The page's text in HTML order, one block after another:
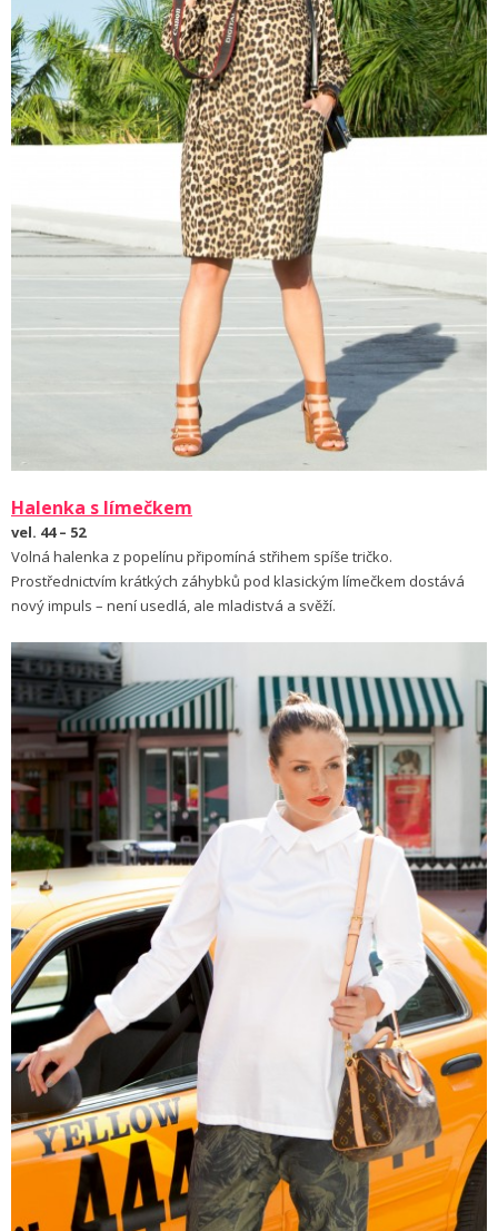
Halenka s límečkem
vel. 44 – 52
Volná halenka z popelínu připomíná střihem spíše tričko.
Prostřednictvím krátkých záhybků pod klasickým límečkem dostává
nový impuls – není usedlá, ale mladistvá a svěží.